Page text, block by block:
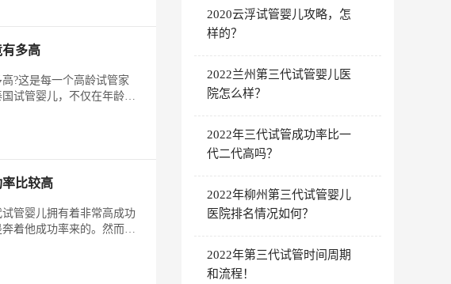
多高
?这是每一个高龄试管家
试管婴儿，不仅在年龄上
比较高
管婴儿拥有着非常高成功
着他成功率来的。然而，
2020云浮试管婴儿攻略，怎
样的？
2022兰州第三代试管婴儿医
院怎么样？
2022年三代试管成功率比一
代二代高吗？
2022年柳州第三代试管婴儿
医院排名情况如何？
2022年第三代试管时间周期
和流程！